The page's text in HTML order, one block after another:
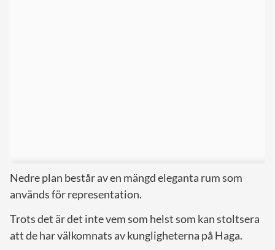
Nedre plan består av en mängd eleganta rum som
används för representation.
Trots det är det inte vem som helst som kan stoltsera
att de har välkomnats av kungligheterna på Haga.